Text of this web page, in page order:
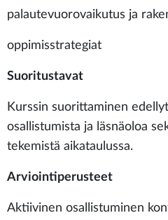
palautevuorovaikutus ja
oppimisstrategiat
Suoritustavat
Kurssin suorittaminen
osallistumista ja läsnäoloa
tekemistä aikataulussa.
Arviointiperusteet
Aktiivinen osallistuminen